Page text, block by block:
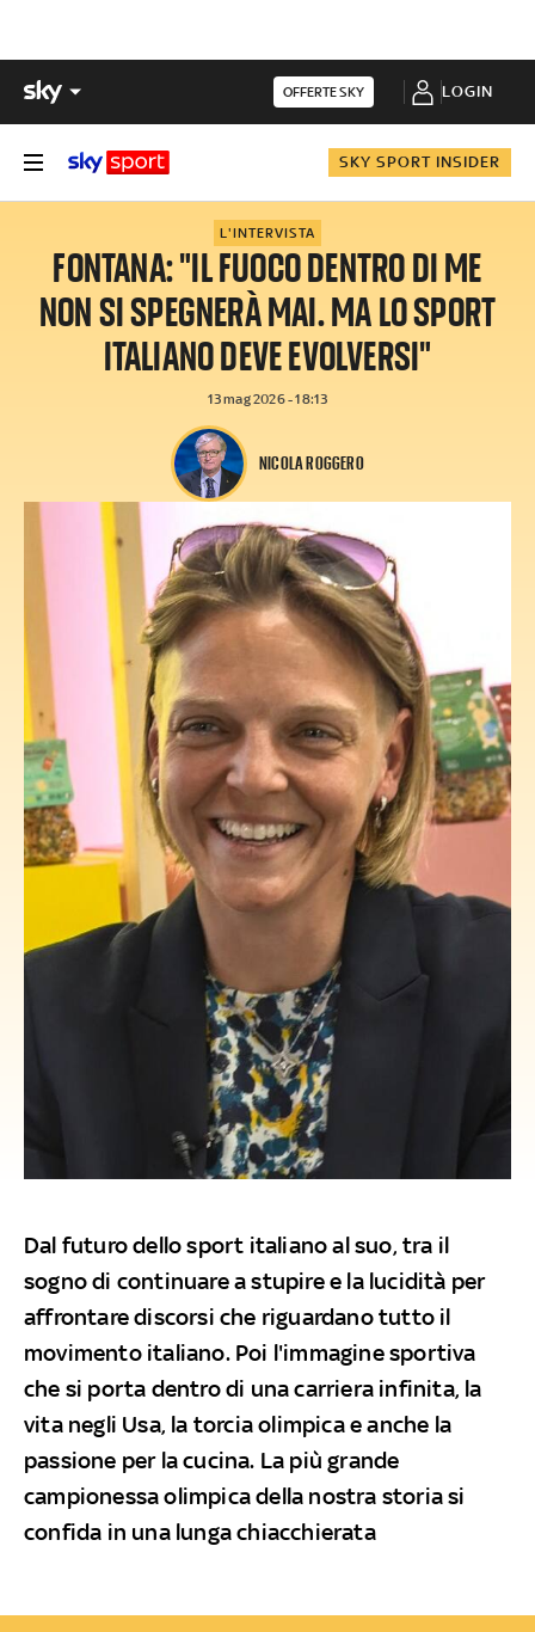
OFFERTE SKY LOGIN
SKY SPORT INSIDER
L'INTERVISTA
FONTANA: "IL FUOCO DENTRO DI ME
NON SI SPEGNERÀ MAI. MA LO SPORT
ITALIANO DEVE EVOLVERSI"
13 mag 2026 - 18:13
NICOLA ROGGERO
Dal futuro dello sport italiano al suo, tra il
sogno di continuare a stupire e la lucidità per
affrontare discorsi che riguardano tutto il
movimento italiano. Poi l'immagine sportiva
che si porta dentro di una carriera infinita, la
vita negli Usa, la torcia olimpica e anche la
passione per la cucina. La più grande
campionessa olimpica della nostra storia si
confida in una lunga chiacchierata